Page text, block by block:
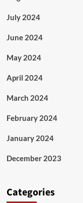
July 2024
June 2024
May 2024
April 2024
March 2024
February 2024
January 2024
December 2023
Categories